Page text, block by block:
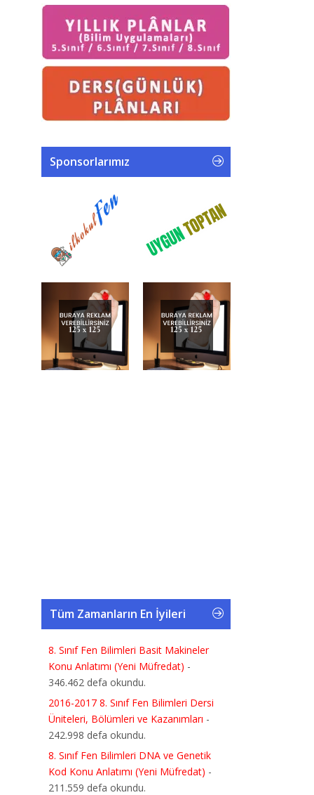
Sponsorlarımız
Tüm Zamanların En İyileri
8. Sınıf Fen Bilimleri Basit Makineler
Konu Anlatımı (Yeni Müfredat) -
346.462 defa okundu.
2016-2017 8. Sınıf Fen Bilimleri Dersi
Üniteleri, Bölümleri ve Kazanımları -
242.998 defa okundu.
8. Sınıf Fen Bilimleri DNA ve Genetik
Kod Konu Anlatımı (Yeni Müfredat) -
211.559 defa okundu.